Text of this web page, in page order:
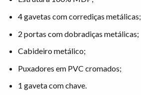
4 gavetas com corrediças metálicas;
2 portas com dobradiças metálicas;
Cabideiro metálico;
Puxadores em PVC cromados;
1 gaveta com chave.